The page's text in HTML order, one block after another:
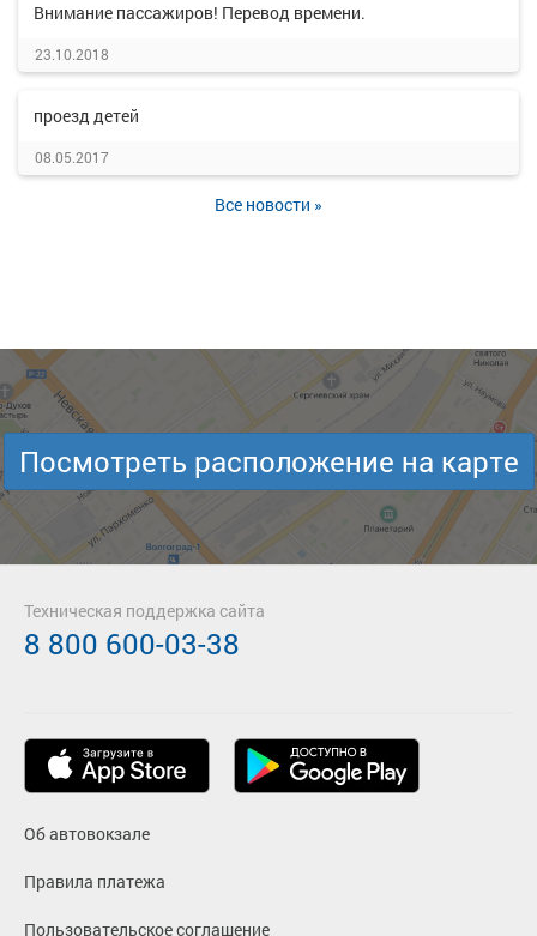
Внимание пассажиров! Перевод времени.
23.10.2018
проезд детей
08.05.2017
Все новости »
Посмотреть расположение на карте
Об автовокзале
Правила платежа
Пользовательское соглашение
Техническая поддержка сайта
8 800 600-03-38